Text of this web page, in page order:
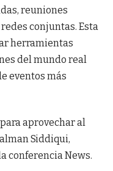
reuniones
conjuntas. Esta
herramientas
del mundo real
eventos más
aprovechar al
Siddiqui,
conferencia News.